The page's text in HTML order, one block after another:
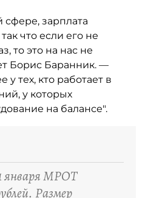
сфере, зарплата
что если его не
то это на нас не
Борис Баранник. —
у тех, кто работает в
у которых
на балансе".
января МРОТ
Размер